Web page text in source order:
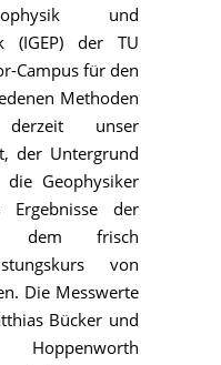
und
(IGEP) der TU
Campus für den
Methoden
unser
der Untergrund
die Geophysiker
der
dem frisch
von
Die Messwerte
Bücker und
Hoppenworth